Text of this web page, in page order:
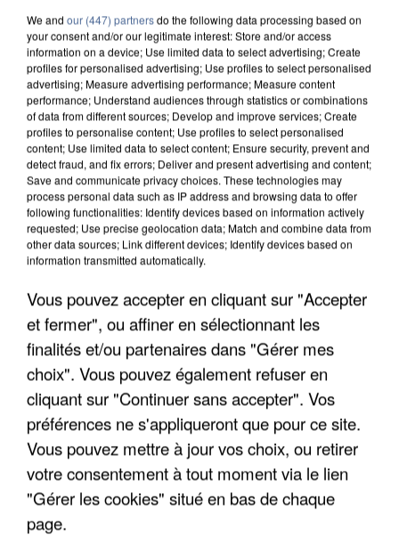
DE FAUNE SAUVAGE SONT...
We and our (447) partnersdo the following data processing based on
your consent and/or our legitimate interest: Store and/or access
information on a device; Use limited data to select advertising; Create
profiles for personalised advertising; Use profiles to select personalised
advertising; Measure advertising performance; Measure content
performance; Understand audiences through statistics or combinations
of data from different sources; Develop and improve services; Create
profiles to personalise content; Use profiles to select personalised
content; Use limited data to select content; Ensure security, prevent and
detect fraud, and fix errors; Deliver and present advertising and content;
Save and communicate privacy choices. These technologies may
process personal data such as IP address and browsing data to offer
following functionalities: Identify devices based on information actively
requested; Use precise geolocation data; Match and combine data from
other data sources; Link different devices; Identify devices based on
information transmitted automatically.
Vous pouvez accepter en cliquant sur "Accepter
et fermer", ou affiner en sélectionnant les
finalités et/ou partenaires dans "Gérer mes
choix". Vous pouvez également refuser en
cliquant sur "Continuer sans accepter". Vos
préférences ne s'appliqueront que pour ce site.
Vous pouvez mettre à jour vos choix, ou retirer
votre consentement à tout moment via le lien
"Gérer les cookies" situé en bas de chaque
page.